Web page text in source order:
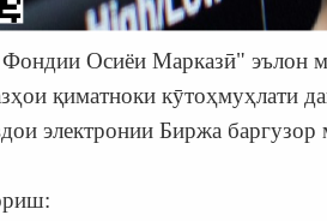
Осиёи Марказӣ" эълон
қиматноки кӯтоҳмуҳлати
электронии Биржа баргузор